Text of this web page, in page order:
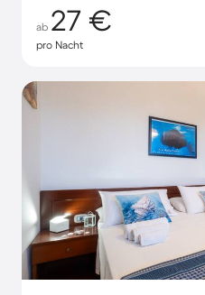
ab 27 €
pro Nacht